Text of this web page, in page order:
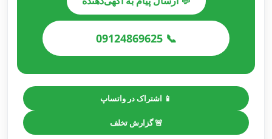
📞 09124869625
📱 اشتراک در واتساپ
🚨 گزارش تخلف